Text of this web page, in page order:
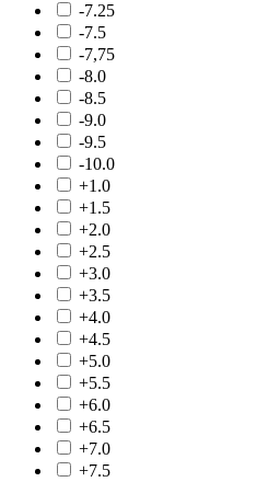
-7.25
-7.5
-7,75
-8.0
-8.5
-9.0
-9.5
-10.0
+1.0
+1.5
+2.0
+2.5
+3.0
+3.5
+4.0
+4.5
+5.0
+5.5
+6.0
+6.5
+7.0
+7.5